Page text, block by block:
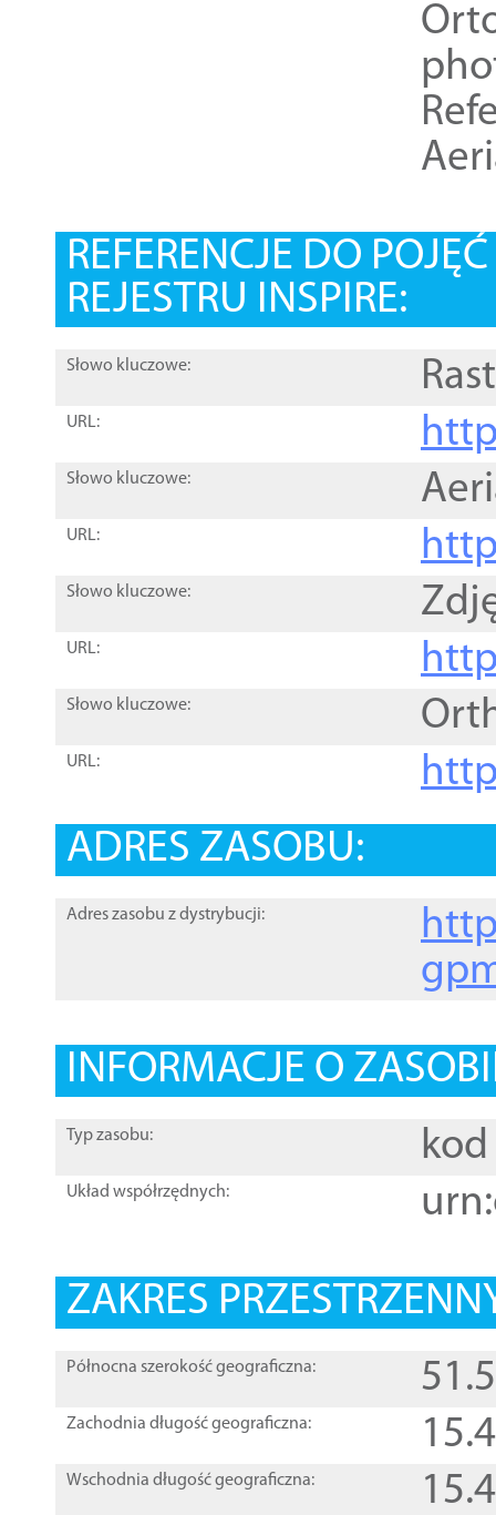
REFERENCJE DO
REJESTRU INSPIRE:
Słowo kluczowe:
URL:
Słowo kluczowe:
URL:
Słowo kluczowe:
URL:
Słowo kluczowe:
URL:
ADRES ZASOBU:
Adres zasobu z dystrybucji:
INFORMACJE O
Typ zasobu: kod
Układ współrzędnych:
ZAKRES
Północna szerokość geograficzna:
Zachodnia długość geograficzna:
Wschodnia długość geograficzna: